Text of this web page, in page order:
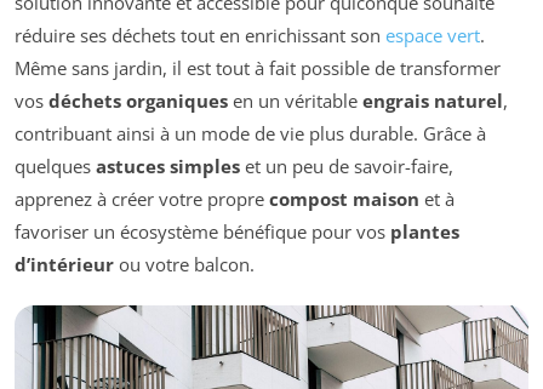
réduire ses déchets tout en enrichissant son espace vert.
Même sans jardin, il est tout à fait possible de transformer
vos déchets organiques en un véritable engrais naturel,
contribuant ainsi à un mode de vie plus durable. Grâce à
quelques astuces simples et un peu de savoir-faire,
apprenez à créer votre propre compost maison et à
favoriser un écosystème bénéfique pour vos plantes
d’intérieur ou votre balcon.